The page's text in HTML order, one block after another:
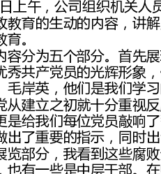
裕禄、孔繁森、毛岸英，他们是我们学习的榜样。
惩治的腐败分子。同样给人以深刻的教育和警示。